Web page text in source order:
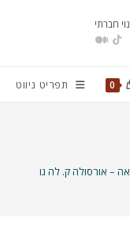
חברתי
0 תפריט ניווט
– אורסולה ק. לה גוין